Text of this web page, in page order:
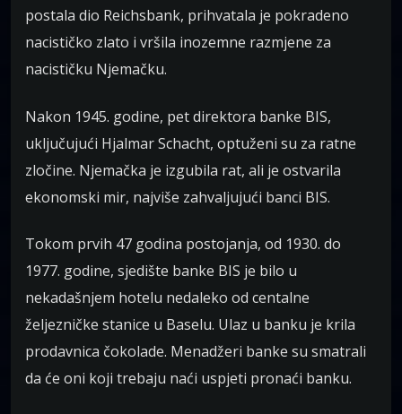
postala dio Reichsbank, prihvatala je pokradeno
nacističko zlato i vršila inozemne razmjene za
nacističku Njemačku.
Nakon 1945. godine, pet direktora banke BIS,
uključujući Hjalmar Schacht, optuženi su za ratne
zločine. Njemačka je izgubila rat, ali je ostvarila
ekonomski mir, najviše zahvaljujući banci BIS.
Tokom prvih 47 godina postojanja, od 1930. do
1977. godine, sjedište banke BIS je bilo u
nekadašnjem hotelu nedaleko od centalne
željezničke stanice u Baselu. Ulaz u banku je krila
prodavnica čokolade. Menadžeri banke su smatrali
da će oni koji trebaju naći uspjeti pronaći banku.